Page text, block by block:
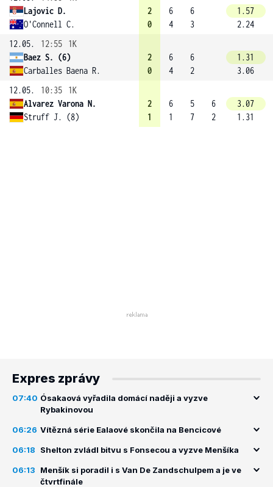
Lajovic D.
O'Connell C.
2
0
6
4
6
3
1.57
2.24
12.05.
12:55
1K
Baez S. (6)
Carballes Baena R.
2
0
6
4
6
2
1.31
3.06
12.05.
10:35
1K
Alvarez Varona N.
Struff J. (8)
2
1
6
1
5
7
6
2
3.07
1.31
Expres zprávy
07:40 Ósakaová vyřadila domácí naději a vyzve
Rybakinovou
06:26 Vítězná série Ealaové skončila na Bencicové
06:18 Shelton zvládl bitvu s Fonsecou a vyzve Menšíka
06:13
Menšík si poradil i s Van De Zandschulpem a je ve
čtvrtfinále